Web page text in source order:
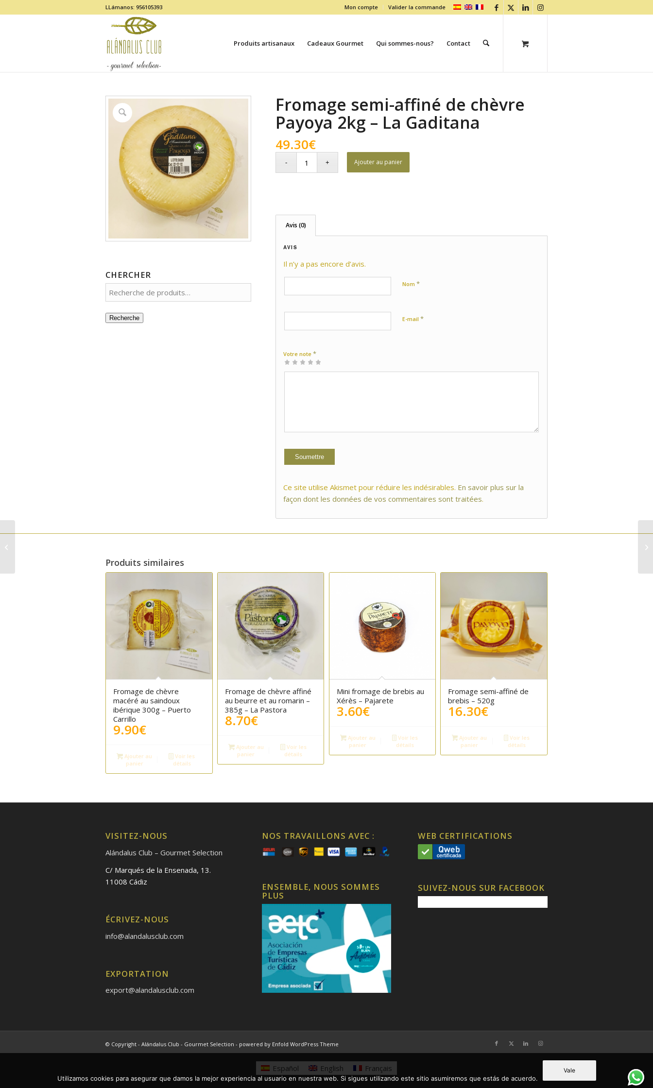
Mon compte Valider la commande
LLámanos: 956105393
Produits artisanaux Cadeaux Gourmet Qui sommes-nous? Contact
CHERCHER
Recherche
Fromage semi-affiné de chèvre
Payoya 2kg – La Gaditana
49.30€
Ajouter au panier
Avis (0)
AVIS
Il n’y a pas encore d’avis.
Nom*
E-mail*
Votre note*
1 étoile
2 étoiles
3 étoiles
4 étoiles
5 étoiles
Ce site utilise Akismet pour réduire les indésirables. En savoir plus sur la
façon dont les données de vos commentaires sont traitées.
Produits similaires
Fromage de chèvre
macéré au saindoux
ibérique 300g – Puerto
Carrillo
9.90€
Ajouter au
panier
Voir les
détails
Fromage de chèvre affiné
au beurre et au romarin –
385g – La Pastora
8.70€
Ajouter au
panier
Voir les
détails
Mini fromage de brebis au
Xérès – Pajarete
3.60€
Ajouter au
panier
Voir les
détails
Fromage semi-affiné de
brebis – 520g
16.30€
Ajouter au
panier
Voir les
détails
VISITEZ-NOUS
Alándalus Club – Gourmet Selection
C/ Marqués de la Ensenada, 13.
11008 Cádiz
ÉCRIVEZ-NOUS
info@alandalusclub.com
EXPORTATION
export@alandalusclub.com
NOS TRAVAILLONS AVEC :
ENSEMBLE, NOUS SOMMES
PLUS
WEB CERTIFICATIONS
SUIVEZ-NOUS SUR FACEBOOK
© Copyright - Alándalus Club - Gourmet Selection - powered by Enfold WordPress Theme
Fromage affiné de
Español English Français
Utilizamos cookies para asegurar que damos la mejor experiencia al usuario en nuestra web. Si sigues utilizando este sitio asumiremos que estás de acuerdo.
Vale